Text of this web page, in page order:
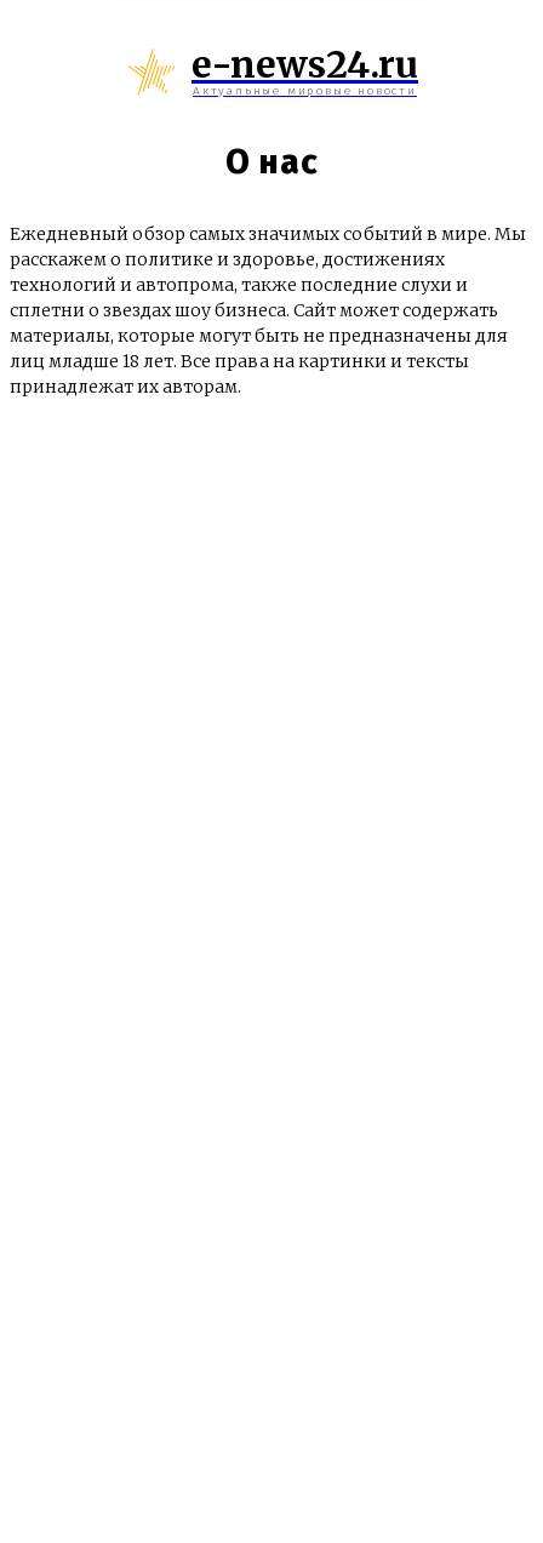
e-news24.ru
Актуальные мировые новости
О нас
Ежедневный обзор самых значимых событий в мире. Мы
расскажем о политике и здоровье, достижениях
технологий и автопрома, также последние слухи и
сплетни о звездах шоу бизнеса. Сайт может содержать
материалы, которые могут быть не предназначены для
лиц младше 18 лет. Все права на картинки и тексты
принадлежат их авторам.